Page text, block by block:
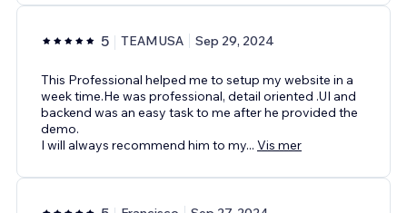
5 TEAMUSA Sep 29, 2024
This Professional helped me to setup my website in a
week time.He was professional, detail oriented .UI and
backend was an easy task to me after he provided the
demo.
I will always recommend him to my... Vis mer